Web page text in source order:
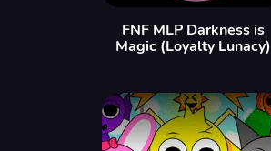
FNF MLP Darkness is
Magic (Loyalty Lunacy)